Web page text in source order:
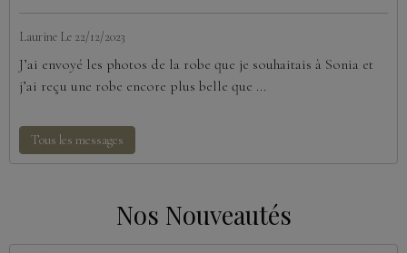
Laurine Le 22/12/2023
J’ai envoyé les photos de la robe que je souhaitais à Sonia et
j’ai reçu une robe encore plus belle que ...
Tous les messages
Nos Nouveautés